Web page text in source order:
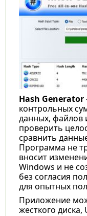
Hash Generator
контрольных
данных, файлов
проверить
сравнить
Программа не
вносит
Windows и не
без согласия
для опытных
Приложение
жесткого